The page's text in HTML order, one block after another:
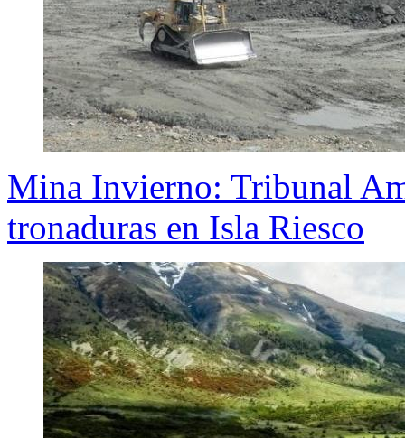
Mina Invierno: Tribunal
tronaduras en Isla Riesco